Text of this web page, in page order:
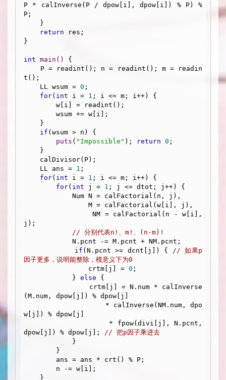
P * calInverse(P / dpow[i], dpow[i]) % P) %
P;
return res;
}
int main ()
{
t();
    LL wsum =
0 ;
for( int i = 1 ; i <= m; i++) {
if (wsum > n) {
puts ( "Impossible" ); return 0 ;
    LL ans =
1 ;
for( int i = 1 ; i <= m; i++) {
for( int j = 1 ; j <= dtot; j++) {
j);
// 分别代表n!、m!、(n-m)!
if (N.pcnt >= dcnt[j]) { // 如果p
因子更多，说明能整除，模意义下为0
                crtm[j] =
0 ;
            }
else {
(M.num, dpow[j]) % dpow[j]
w[j]) % dpow[j]
dpow[j]) % dpow[j]; // 把p因子乘进去